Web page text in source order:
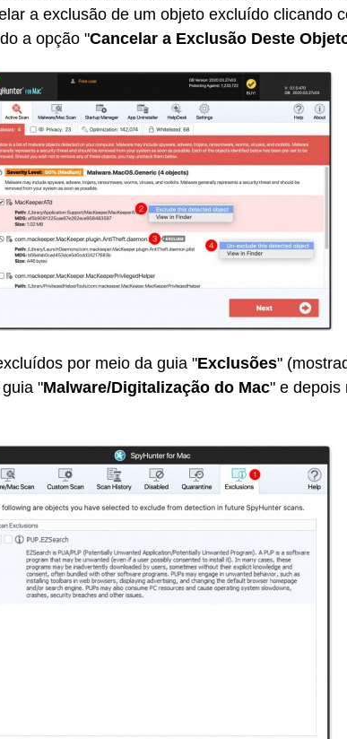
a exclusão de um objeto excluído clicando
a opção "Cancelar a Exclusão Deste
por meio da guia "Exclusões"
"Malware/Digitalização do Mac" e depois